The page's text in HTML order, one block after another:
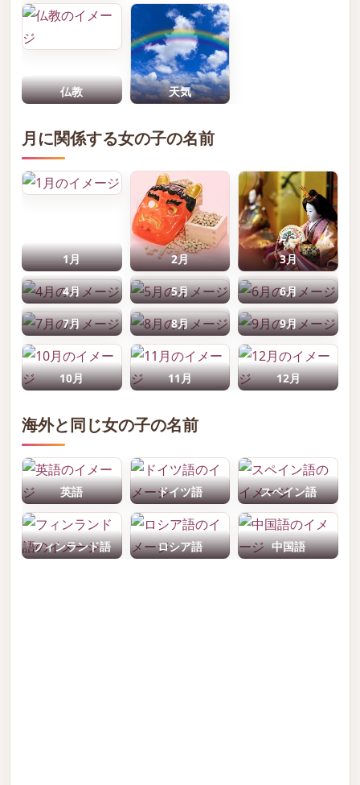
仏教 天気
月に関係する女の子の名前
1月 2月 3月
4月 5月 6月
7月 8月 9月
10月 11月 12月
海外と同じ女の子の名前
英語 ドイツ語 スペイン語
フィンランド語 ロシア語 中国語